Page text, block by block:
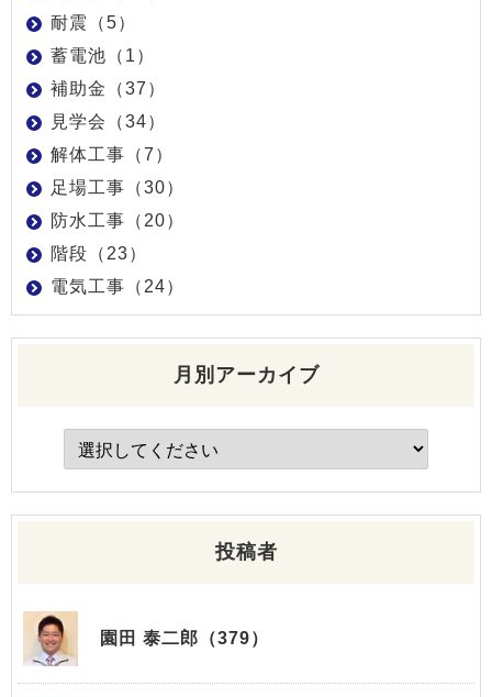
耐震（5）
蓄電池（1）
補助金（37）
見学会（34）
解体工事（7）
足場工事（30）
防水工事（20）
階段（23）
電気工事（24）
月別アーカイブ
投稿者
園田 泰二郎（379）